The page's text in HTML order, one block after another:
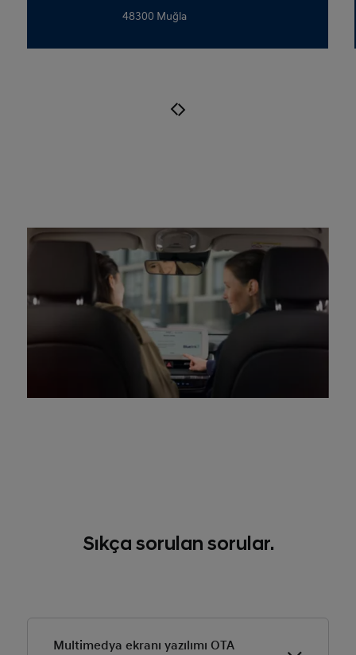
48300 Muğla
Sıkça sorulan sorular.
Multimedya ekranı yazılımı OTA